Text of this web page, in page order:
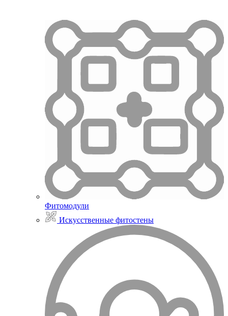
Фитомодули
Искусственные фитостены